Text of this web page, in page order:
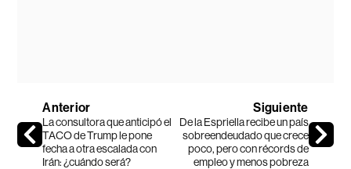
Anterior
La consultora que anticipó el
TACO de Trump le pone
fecha a otra escalada con
Irán: ¿cuándo será?
Siguiente
De la Espriella recibe un país
sobreendeudado que crece
poco, pero con récords de
empleo y menos pobreza